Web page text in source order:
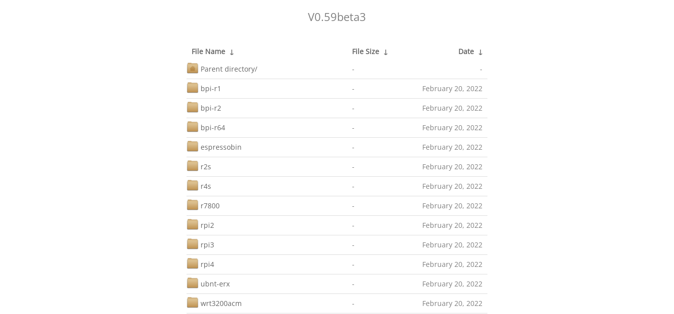
V0.59beta3
File Name ↓ File Size ↓ Date ↓
Parent directory/
- -
bpi-r1 - February 20, 2022
bpi-r2 - February 20, 2022
bpi-r64 - February 20, 2022
espressobin - February 20, 2022
r2s - February 20, 2022
r4s - February 20, 2022
r7800 - February 20, 2022
rpi2 - February 20, 2022
rpi3 - February 20, 2022
rpi4 - February 20, 2022
ubnt-erx - February 20, 2022
wrt3200acm - February 20, 2022